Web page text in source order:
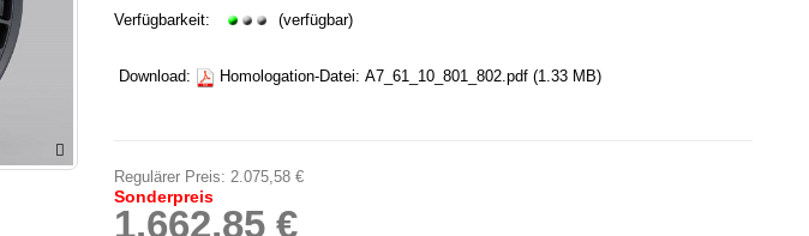
Verfügbarkeit: (verfügbar)
Download: Homologation-Datei:A7_61_10_801_802.pdf (1.33 MB)
Regulärer Preis: 2.075,58 €
Sonderpreis
1.662,85 €